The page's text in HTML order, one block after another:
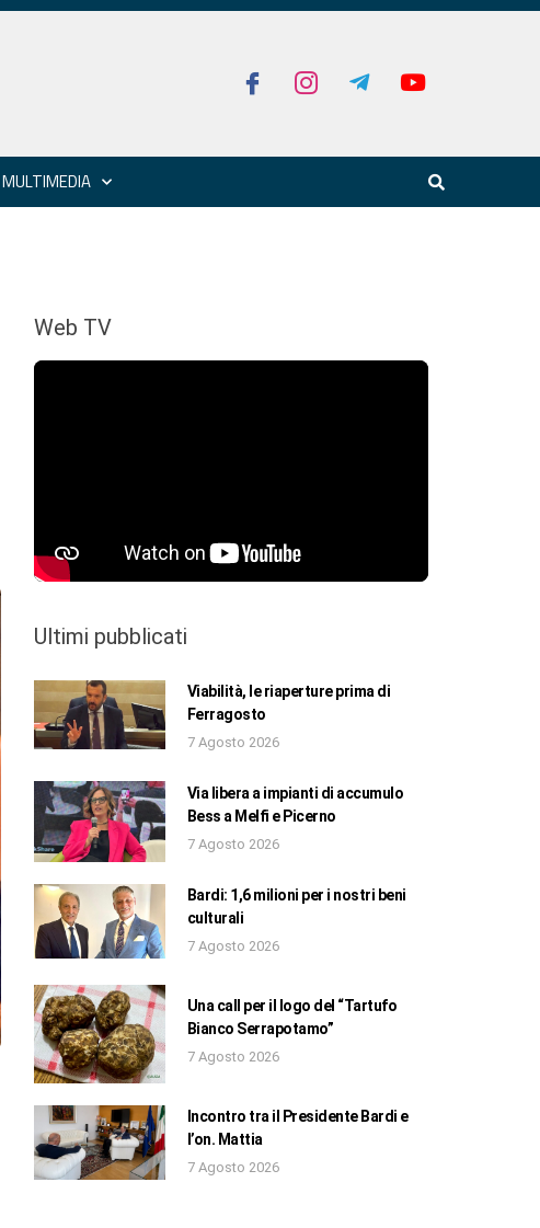
MULTIMEDIA
Web TV
Ultimi pubblicati
Viabilità, le riaperture prima di
Ferragosto
7 Agosto 2026
Via libera a impianti di accumulo
Bess a Melfi e Picerno
7 Agosto 2026
Bardi: 1,6 milioni per i nostri beni
culturali
7 Agosto 2026
Una call per il logo del “Tartufo
Bianco Serrapotamo”
7 Agosto 2026
Incontro tra il Presidente Bardi e
l’on. Mattia
7 Agosto 2026